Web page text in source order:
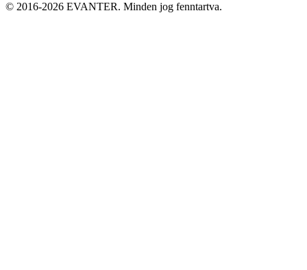
© 2016-2026 EVANTER. Minden jog fenntartva.